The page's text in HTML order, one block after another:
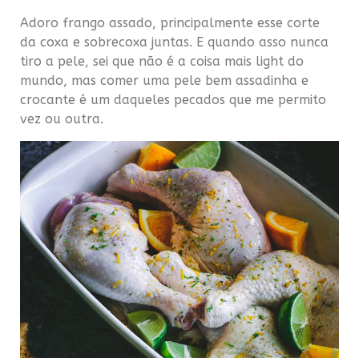
Adoro frango assado, principalmente esse corte
da coxa e sobrecoxa juntas. E quando asso nunca
tiro a pele, sei que não é a coisa mais light do
mundo, mas comer uma pele bem assadinha e
crocante é um daqueles pecados que me permito
vez ou outra.